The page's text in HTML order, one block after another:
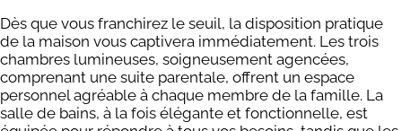
Dès que vous franchirez le seuil, la disposition pratique
de la maison vous captivera immédiatement. Les trois
chambres lumineuses, soigneusement agencées,
comprenant une suite parentale, offrent un espace
personnel agréable à chaque membre de la famille. La
salle de bains, à la fois élégante et fonctionnelle, est